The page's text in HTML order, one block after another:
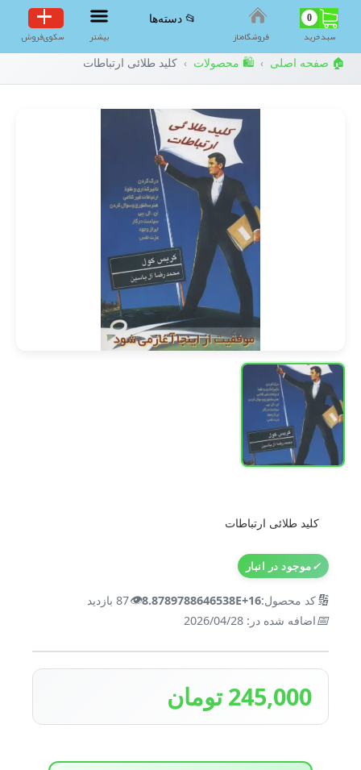
0
سبد‌خرید فروشگاه‌ناز
📂 دسته‌ها
بیشتر سکوی‌فروش
🏠 صفحه اصلی › 🛍️ محصولات › کلید طلائی ارتباطات
کلید طلائی ارتباطات
✓موجود در انبار
🔢کد محصول:8.8789788646538E+16
👁️87 بازدید
📅اضافه شده در: 2026/04/28
245,000 تومان